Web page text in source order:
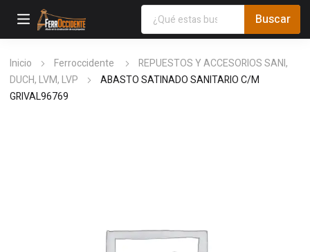
Inicio Ferroccidente
REPUESTOS Y ACCESORIOS SANI,
DUCH, LVM, LVP
ABASTO SATINADO SANITARIO C/M
GRIVAL96769